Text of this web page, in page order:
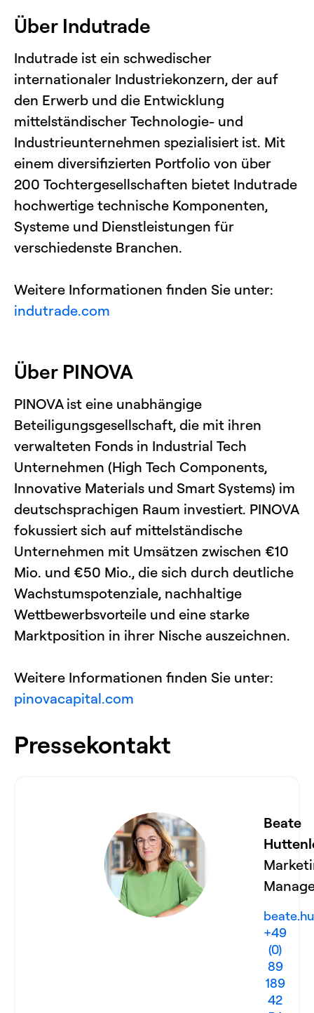
Über Indutrade
Indutrade ist ein schwedischer
internationaler Industriekonzern, der auf
den Erwerb und die Entwicklung
mittelständischer Technologie- und
Industrieunternehmen spezialisiert ist. Mit
einem diversifizierten Portfolio von über
200 Tochtergesellschaften bietet Indutrade
hochwertige technische Komponenten,
Systeme und Dienstleistungen für
verschiedenste Branchen.
Weitere Informationen finden Sie unter:
indutrade.com
Über PINOVA
PINOVA ist eine unabhängige
Beteiligungsgesellschaft, die mit ihren
verwalteten Fonds in Industrial Tech
Unternehmen (High Tech Components,
Innovative Materials und Smart Systems) im
deutschsprachigen Raum investiert. PINOVA
fokussiert sich auf mittelständische
Unternehmen mit Umsätzen zwischen €10
Mio. und €50 Mio., die sich durch deutliche
Wachstumspotenziale, nachhaltige
Wettbewerbsvorteile und eine starke
Marktposition in ihrer Nische auszeichnen.
Weitere Informationen finden Sie unter:
pinovacapital.com
Pressekontakt
Beate
+49
(0)
89
189
42